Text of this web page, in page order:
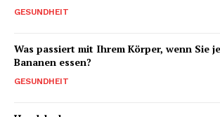
GESUNDHEIT
Was passiert mit Ihrem Körper, wenn Sie
Bananen essen?
GESUNDHEIT